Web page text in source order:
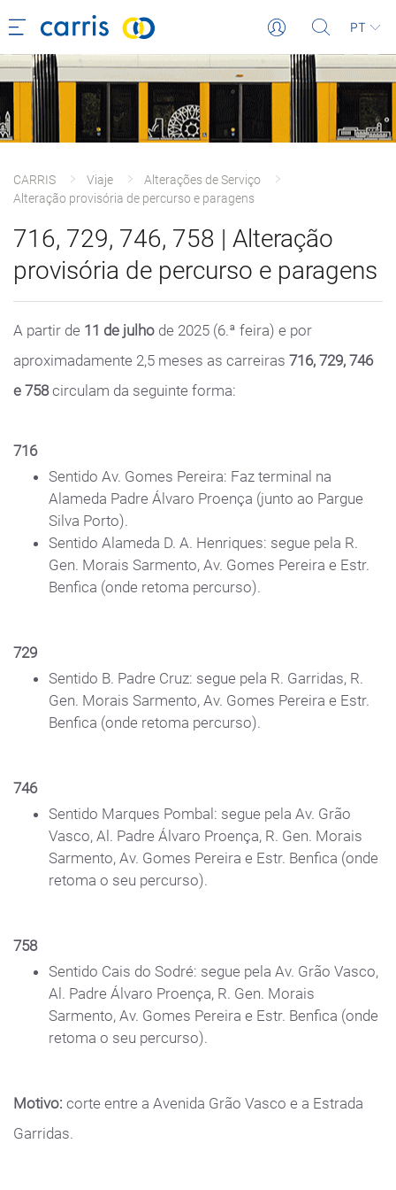
PT
CARRIS Viaje
Alterações de Serviço
Alteração provisória de percurso e paragens
716, 729, 746, 758 | Alteração
provisória de percurso e paragens
A partir de 11 de julho de 2025 (6.ª feira) e por
aproximadamente 2,5 meses as carreiras 716, 729, 746
e 758circulam da seguinte forma:
716
Sentido Av. Gomes Pereira: Faz terminal na
Alameda Padre Álvaro Proença (junto ao Pargue
Silva Porto).
Sentido Alameda D. A. Henriques: segue pela R.
Gen. Morais Sarmento, Av. Gomes Pereira e Estr.
Benfica (onde retoma percurso).
729
Sentido B. Padre Cruz: segue pela R. Garridas, R.
Gen. Morais Sarmento, Av. Gomes Pereira e Estr.
Benfica (onde retoma percurso).
746
Sentido Marques Pombal: segue pela Av. Grão
Vasco, Al. Padre Álvaro Proença, R. Gen. Morais
Sarmento, Av. Gomes Pereira e Estr. Benfica (onde
retoma o seu percurso).
758
Sentido Cais do Sodré: segue pela Av. Grão Vasco,
Al. Padre Álvaro Proença, R. Gen. Morais
Sarmento, Av. Gomes Pereira e Estr. Benfica (onde
retoma o seu percurso).
Motivo: corte entre a Avenida Grão Vasco e a Estrada
Garridas.